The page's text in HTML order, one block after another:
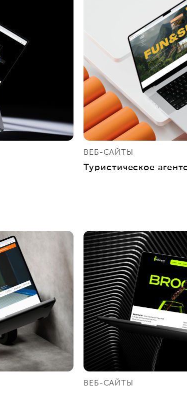
ВЕБ-САЙТЫ
Туристическое
ВЕБ-САЙТЫ